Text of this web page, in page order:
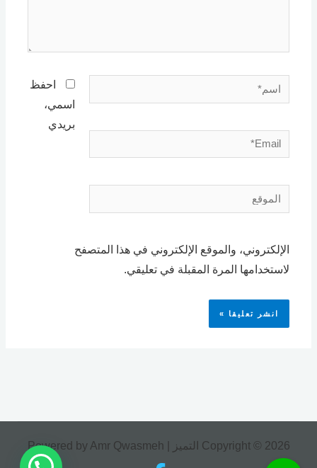
اسم*
Email*
الموقع
احفظ
اسمي،
بريدي
الإلكتروني، والموقع الإلكتروني في هذا المتصفح
لاستخدامها المرة المقبلة في تعليقي.
Copyright © 2026 التميز | Powered by Amr Qwasmeh